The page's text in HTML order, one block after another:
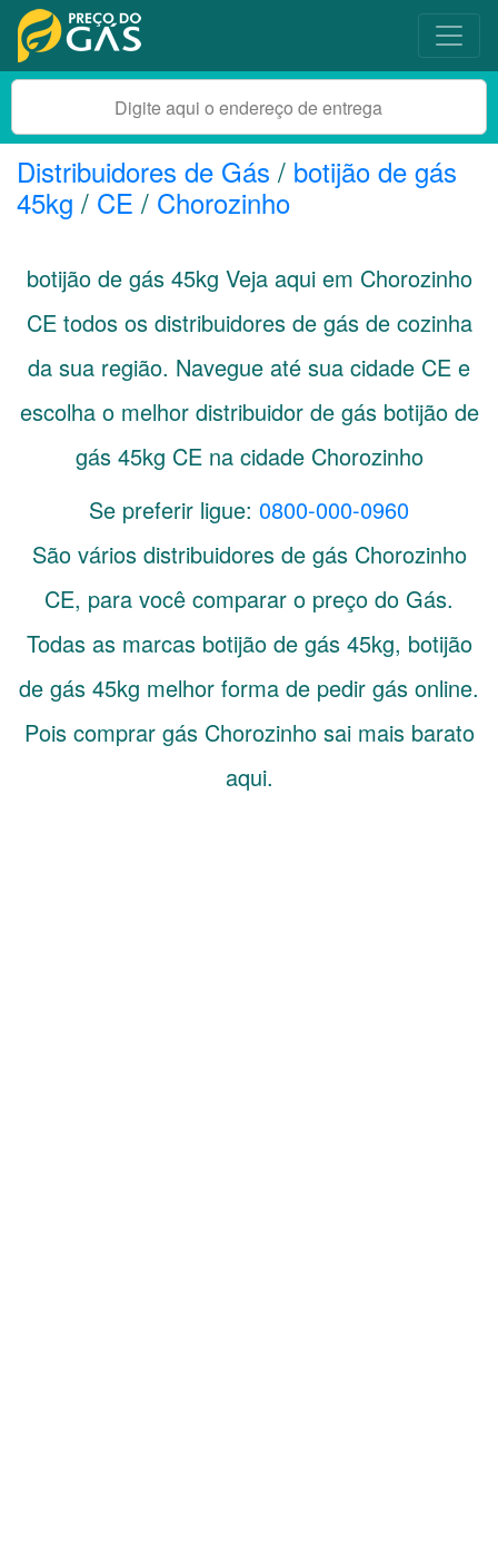
Distribuidores de Gás / botijão de gás
45kg / CE / Chorozinho
botijão de gás 45kg Veja aqui em Chorozinho
CEtodos os distribuidores de gás de cozinha
da sua região. Navegue até sua cidade CE e
escolha o melhor distribuidor de gás botijão de
gás 45kg CE na cidade Chorozinho
Se preferir ligue: 0800-000-0960
São vários distribuidores de gás Chorozinho
CE, para você comparar o preço do Gás.
Todas as marcas botijão de gás 45kg, botijão
de gás 45kg melhor forma de pedir gás online.
Pois comprar gás Chorozinho sai mais barato
aqui.